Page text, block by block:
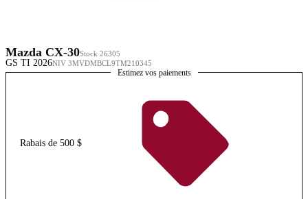
Mazda CX-30Stock 26305
GS TI 2026NIV 3MVDMBCL9TM210345
Estimez vos paiements
Rabais de 500 $